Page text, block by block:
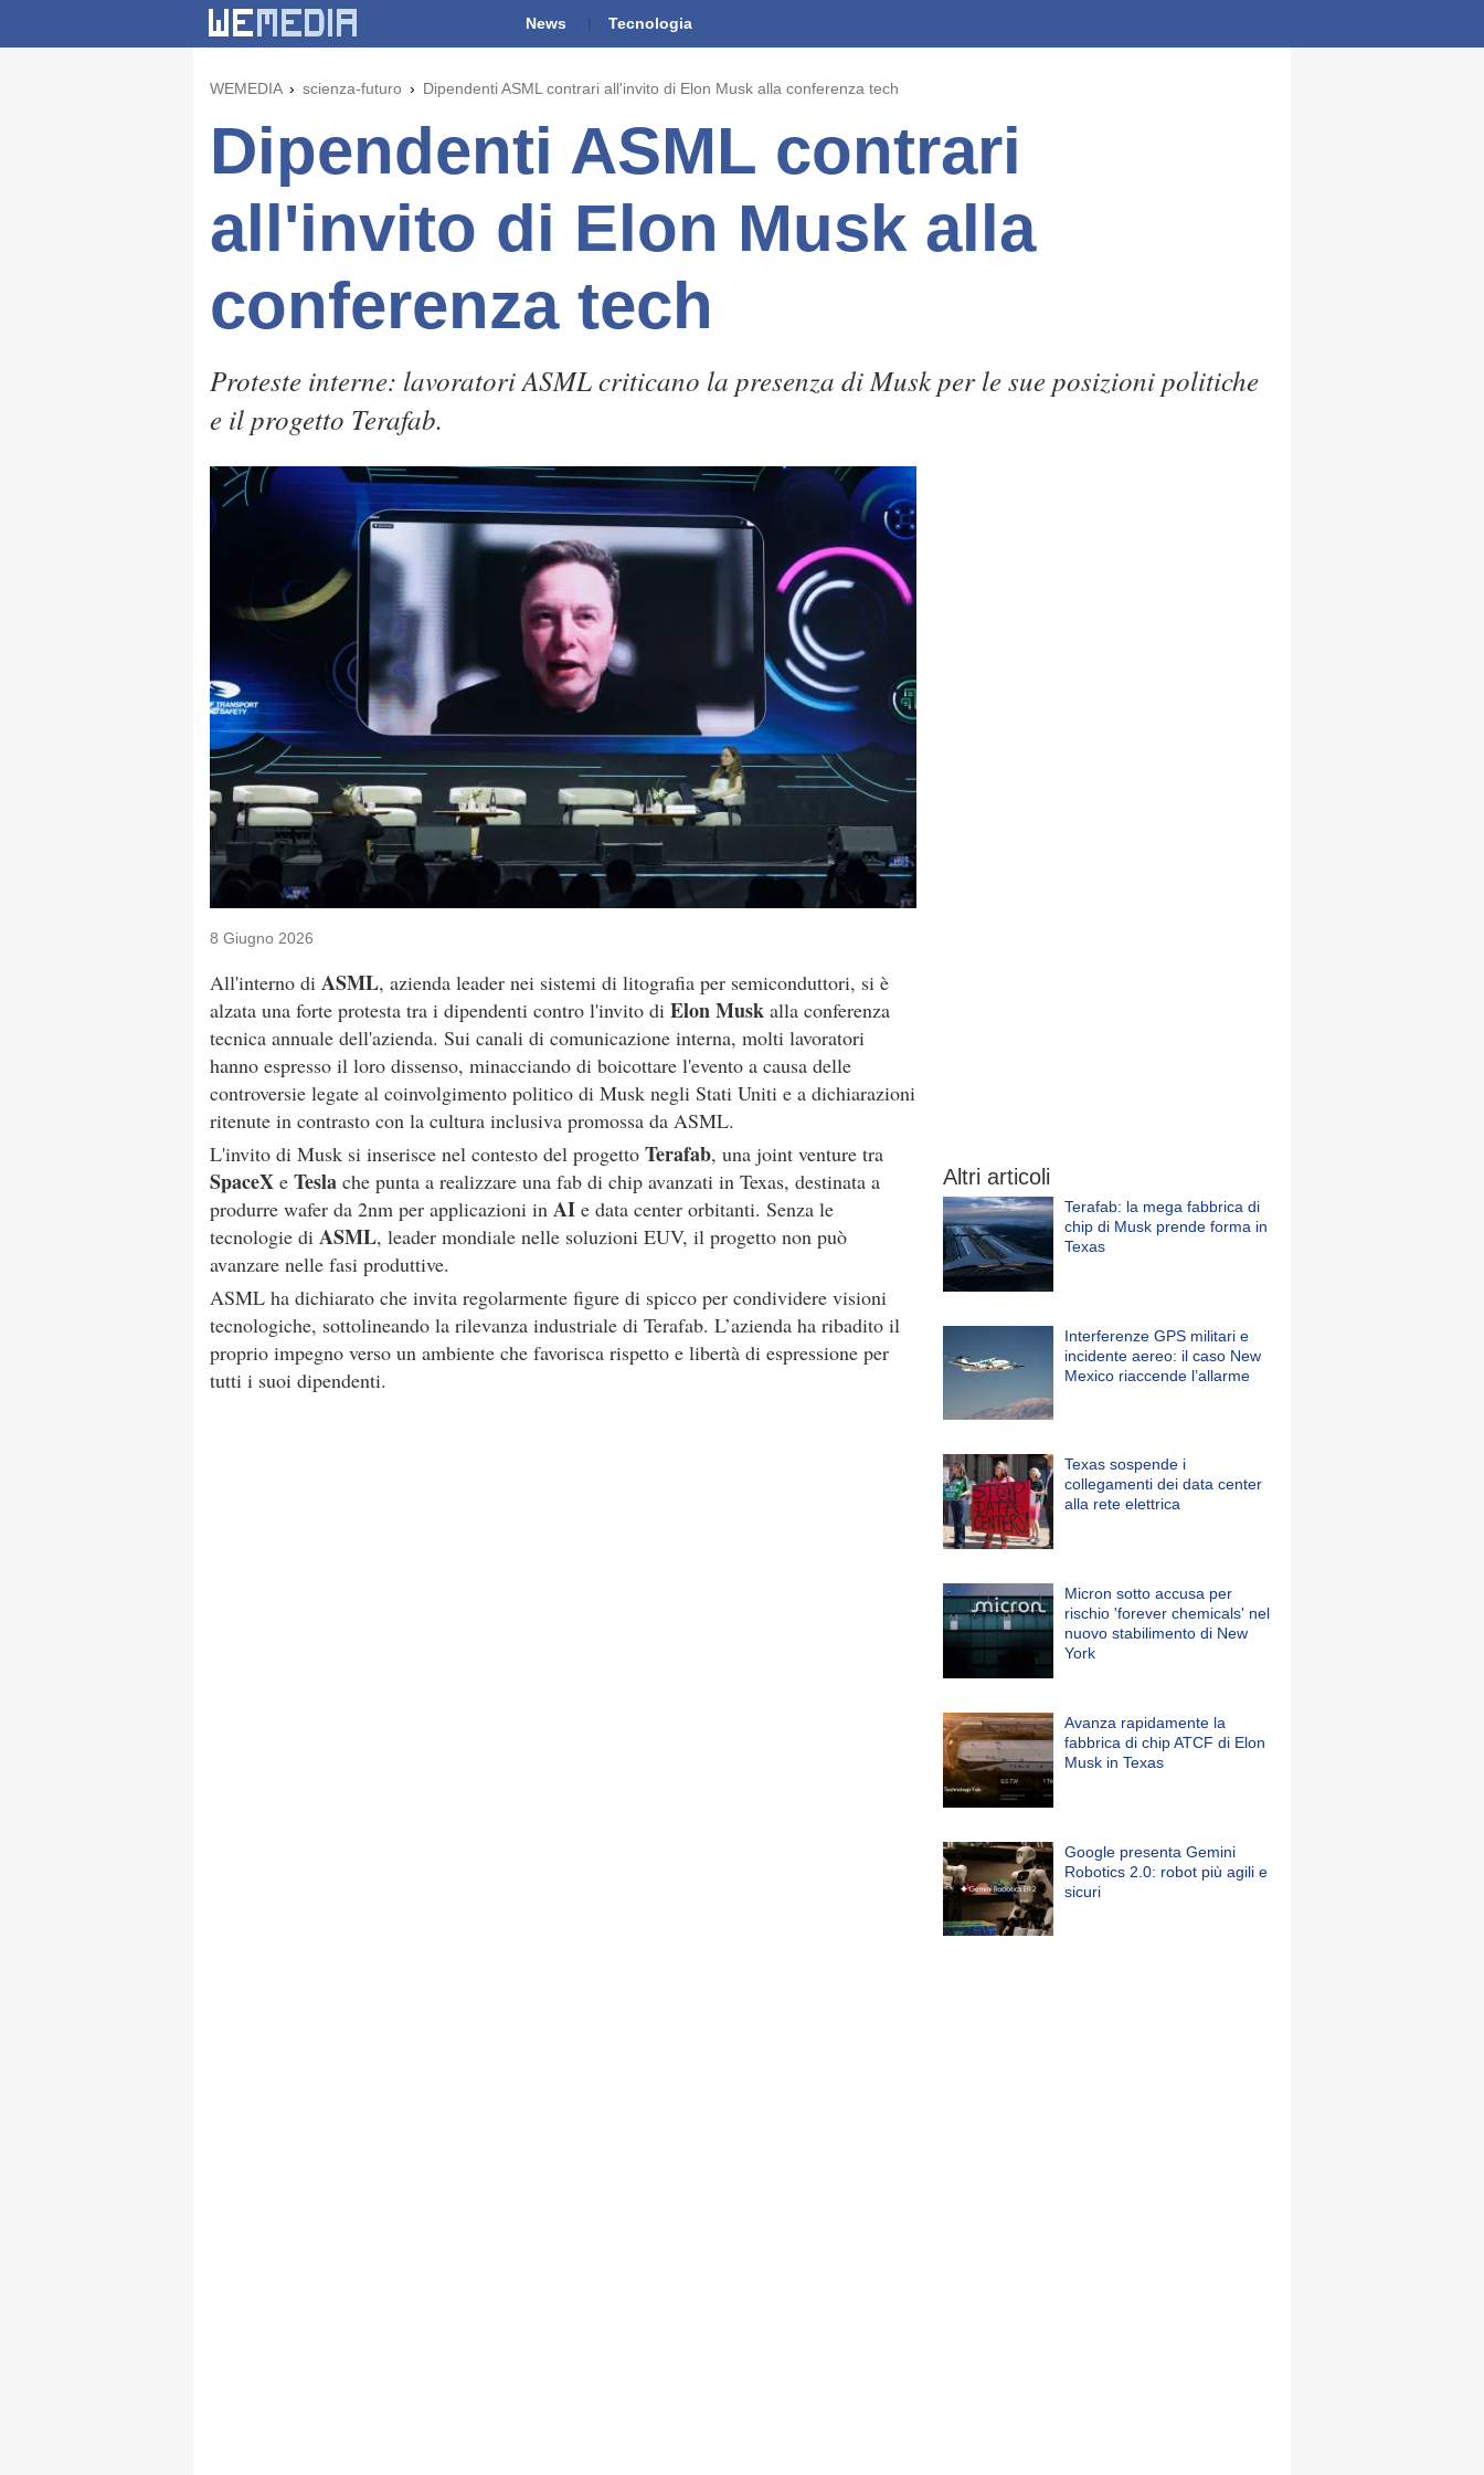
News Tecnologia
WEMEDIA scienza-futuro Dipendenti ASML contrari all'invito di Elon Musk alla conferenza tech
Dipendenti ASML contrari
all'invito di Elon Musk alla
conferenza tech
Proteste interne: lavoratori ASML criticano la presenza di Musk per le sue posizioni politiche
e il progetto Terafab.
8 Giugno 2026
All'interno di ASML, azienda leader nei sistemi di litografia per semiconduttori, si è
alzata una forte protesta tra i dipendenti contro l'invito di Elon Musk alla conferenza
tecnica annuale dell'azienda. Sui canali di comunicazione interna, molti lavoratori
hanno espresso il loro dissenso, minacciando di boicottare l'evento a causa delle
controversie legate al coinvolgimento politico di Musk negli Stati Uniti e a dichiarazioni
ritenute in contrasto con la cultura inclusiva promossa da ASML.
L'invito di Musk si inserisce nel contesto del progetto Terafab, una joint venture tra
SpaceX e Tesla che punta a realizzare una fab di chip avanzati in Texas, destinata a
produrre wafer da 2nm per applicazioni in AI e data center orbitanti. Senza le
tecnologie di ASML, leader mondiale nelle soluzioni EUV, il progetto non può
avanzare nelle fasi produttive.
ASML ha dichiarato che invita regolarmente figure di spicco per condividere visioni
tecnologiche, sottolineando la rilevanza industriale di Terafab. L’azienda ha ribadito il
proprio impegno verso un ambiente che favorisca rispetto e libertà di espressione per
tutti i suoi dipendenti.
Altri articoli
Terafab: la mega fabbrica di
chip di Musk prende forma in
Texas
Interferenze GPS militari e
incidente aereo: il caso New
Mexico riaccende l’allarme
Texas sospende i
collegamenti dei data center
alla rete elettrica
Micron sotto accusa per
rischio 'forever chemicals' nel
nuovo stabilimento di New
York
Avanza rapidamente la
fabbrica di chip ATCF di Elon
Musk in Texas
Google presenta Gemini
Robotics 2.0: robot più agili e
sicuri